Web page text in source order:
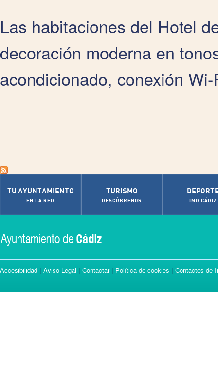
Las habitaciones del Hotel
decoración moderna en
acondicionado, conexión
TU AYUNTAMIENTO
EN LA RED
TURISMO
DESCÚBRENOS IMD CÁDIZ
Accesibilidad | Aviso Legal | Contactar| Política de cookies | Contactos de